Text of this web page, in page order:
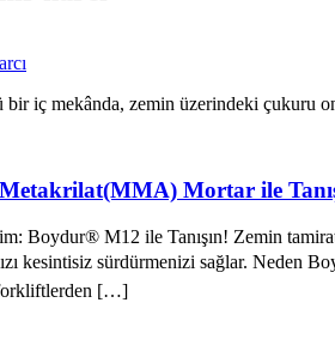
Mortar ile
Boydur® M12 ile Tanışın! Zemin
kesintisiz sürdürmenizi sağlar. Neden
forkliftlerden […]